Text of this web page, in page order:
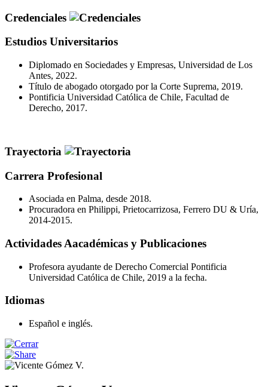
Credenciales
Estudios Universitarios
Diplomado en Sociedades y Empresas, Universidad de Los
Antes, 2022.
Título de abogado otorgado por la Corte Suprema, 2019.
Pontificia Universidad Católica de Chile, Facultad de
Derecho, 2017.
Trayectoria
Carrera Profesional
Asociada en Palma, desde 2018.
Procuradora en Philippi, Prietocarrizosa, Ferrero DU & Uría,
2014-2015.
Actividades Aacadémicas y Publicaciones
Profesora ayudante de Derecho Comercial Pontificia
Universidad Católica de Chile, 2019 a la fecha.
Idiomas
Español e inglés.